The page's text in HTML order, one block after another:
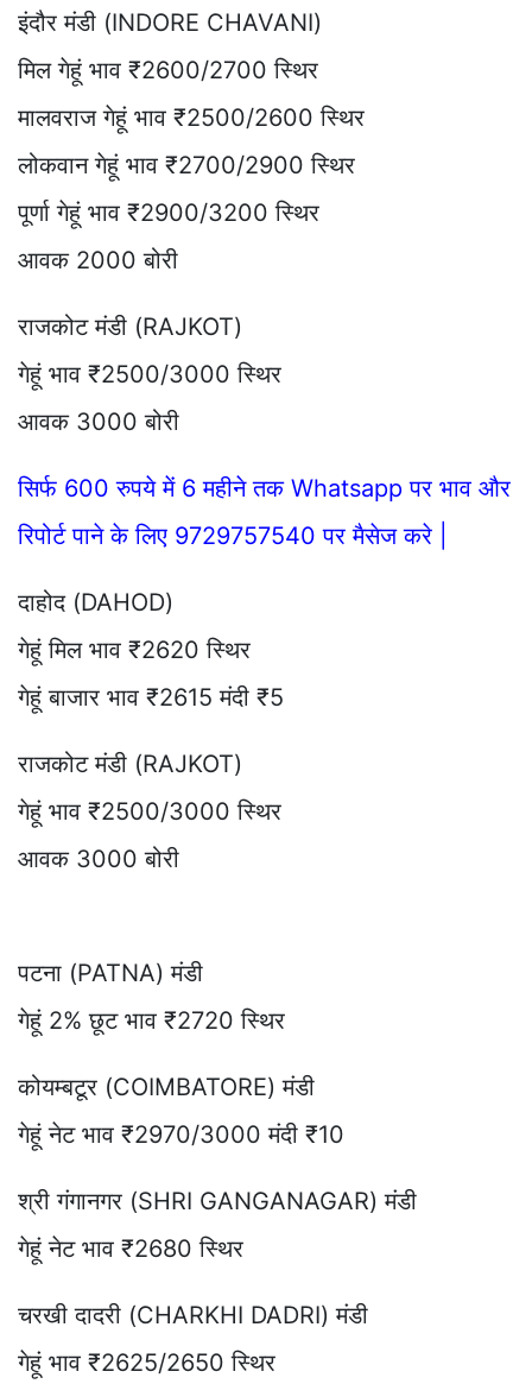
इंदौर मंडी (INDORE CHAVANI)
मिल गेहूं भाव ₹2600/2700 स्थिर
मालवराज गेहूं भाव ₹2500/2600 स्थिर
लोकवान गेहूं भाव ₹2700/2900 स्थिर
पूर्णा गेहूं भाव ₹2900/3200 स्थिर
आवक 2000 बोरी
राजकोट मंडी (RAJKOT)
गेहूं भाव ₹2500/3000 स्थिर
आवक 3000 बोरी
सिर्फ 600 रुपये में 6 महीने तक Whatsapp पर भाव और
रिपोर्ट पाने के लिए 9729757540 पर मैसेज करे |
दाहोद (DAHOD)
गेहूं मिल भाव ₹2620 स्थिर
गेहूं बाजार भाव ₹2615 मंदी ₹5
राजकोट मंडी (RAJKOT)
गेहूं भाव ₹2500/3000 स्थिर
आवक 3000 बोरी
पटना (PATNA) मंडी
गेहूं 2% छूट भाव ₹2720 स्थिर
कोयम्बटूर (COIMBATORE) मंडी
गेहूं नेट भाव ₹2970/3000 मंदी ₹10
श्री गंगानगर (SHRI GANGANAGAR) मंडी
गेहूं नेट भाव ₹2680 स्थिर
चरखी दादरी (CHARKHI DADRI) मंडी
गेहूं भाव ₹2625/2650 स्थिर